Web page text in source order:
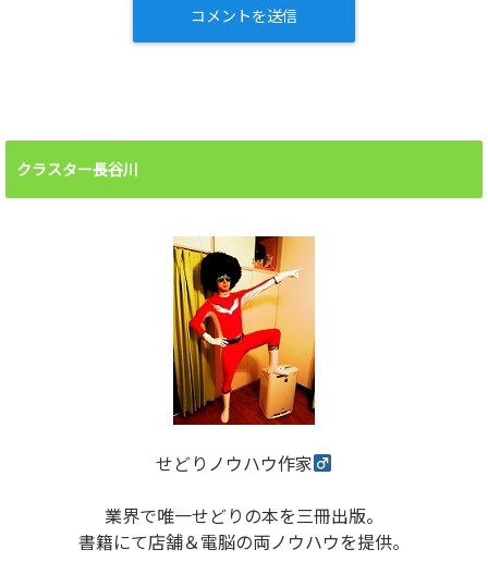
クラスター長谷川
せどりノウハウ作家
業界で唯一せどりの本を三冊出版。
書籍にて店舗＆電脳の両ノウハウを提供。